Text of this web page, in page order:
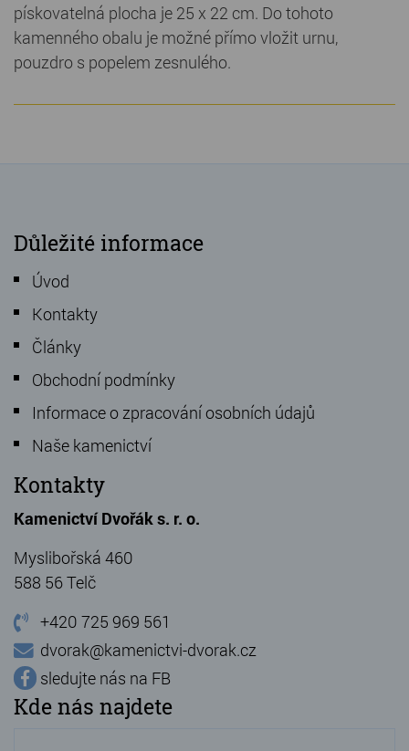
pískovatelná plocha je 25 x 22 cm. Do tohoto
kamenného obalu je možné přímo vložit urnu,
pouzdro s popelem zesnulého.
Důležité informace
Úvod
Kontakty
Články
Obchodní podmínky
Informace o zpracování osobních údajů
Naše kamenictví
Kontakty
Kamenictví Dvořák s. r. o.
Myslibořská 460
588 56 Telč
+420 725 969 561
dvorak@kamenictvi-dvorak.cz
sledujte nás na FB
Kde nás najdete